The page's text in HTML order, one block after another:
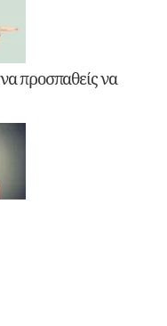
προσπαθείς να